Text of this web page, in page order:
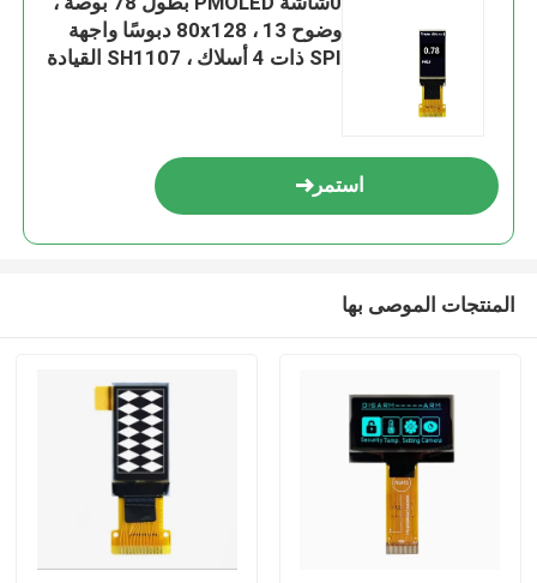
وضوح 80x128 ، 13 دبوسًا واجهة
SPI ذات 4 أسلاك ، SH1107 القيادة
استمر
المنتجات الموصى بها